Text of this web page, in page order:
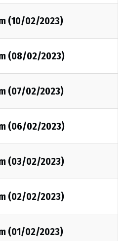
(10/02/2023)
(08/02/2023)
(07/02/2023)
(06/02/2023)
(03/02/2023)
(02/02/2023)
(01/02/2023)